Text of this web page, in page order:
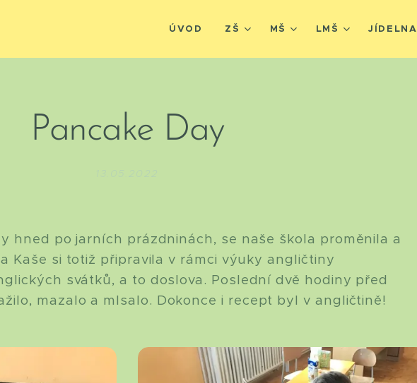
ÚVOD ZŠ MŠ LMŠ JÍDELNA
Pancake Day
hned po jarních prázdninách, se naše škola proměnila a
Kaše si totiž připravila v rámci výuky angličtiny
svátků, a to doslova. Poslední dvě hodiny před
mazalo a mlsalo. Dokonce i recept byl v angličtině!